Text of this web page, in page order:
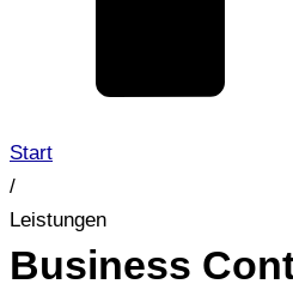
Start
/
Leistungen
Business